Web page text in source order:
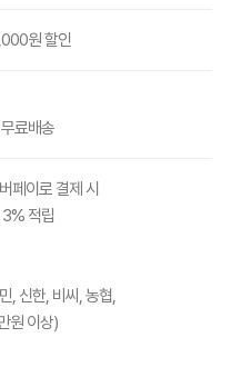
원 할인
료배송
페이로 결제 시
적립
, 신한, 비씨, 농협,
원 이상)